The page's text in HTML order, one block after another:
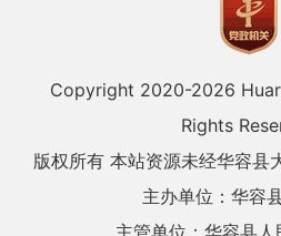
Copyright 2020-2026
Rights
版权所有 本站资源未经华容县
主办单位：华容